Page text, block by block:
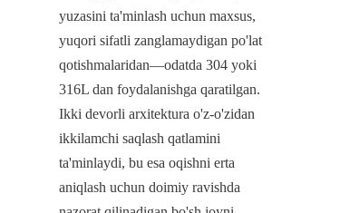
yuzasini ta'minlash uchun maxsus,
yuqori sifatli zanglamaydigan po'lat
qotishmalaridan—odatda 304 yoki
316L dan foydalanishga qaratilgan.
Ikki devorli arxitektura o'z-o'zidan
ikkilamchi saqlash qatlamini
ta'minlaydi, bu esa oqishni erta
aniqlash uchun doimiy ravishda